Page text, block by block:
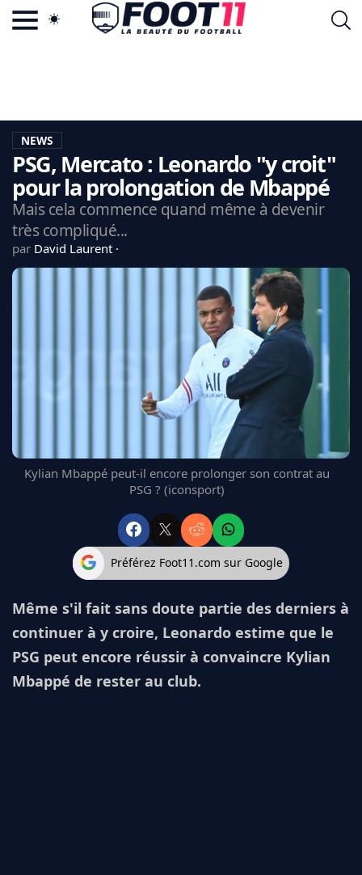
LA CHARTE
VIE PRIVÉE
CGU
CONTACTEZ-NOUS
FC BARCELONE
BAYERN
L'AVIS DE LA RÉDAC'
NEWS
PSG, Mercato : Leonardo "y croit"
pour la prolongation de Mbappé
Mais cela commence quand même à devenir
très compliqué...
par David Laurent
Kylian Mbappé peut-il encore prolonger son contrat au
PSG ? (iconsport)
Préférez Foot11.com sur Google
Même s'il fait sans doute partie des derniers à
continuer à y croire, Leonardo estime que le
PSG peut encore réussir à convaincre Kylian
Mbappé de rester au club.